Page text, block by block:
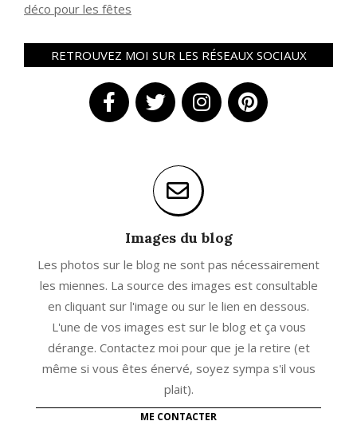
déco pour les fêtes
RETROUVEZ MOI SUR LES RÉSEAUX SOCIAUX
Images du blog
Les photos sur le blog ne sont pas nécessairement
les miennes. La source des images est consultable
en cliquant sur l'image ou sur le lien en dessous.
L'une de vos images est sur le blog et ça vous
dérange. Contactez moi pour que je la retire (et
même si vous êtes énervé, soyez sympa s'il vous
plait).
ME CONTACTER